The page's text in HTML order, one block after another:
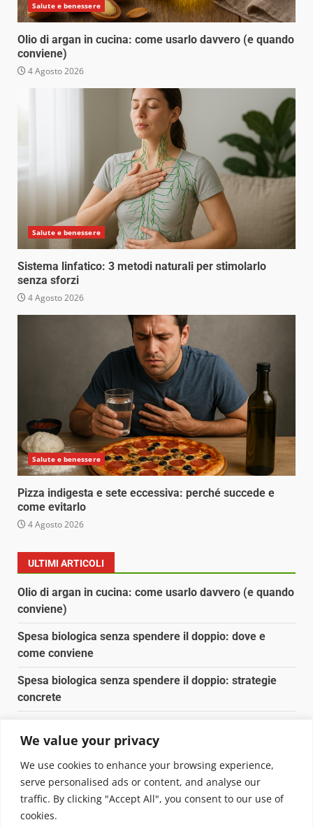
We value your privacy
We use cookies to enhance your browsing experience,
serve personalised ads or content, and analyse our
traffic. By clicking "Accept All", you consent to our use of
cookies.
Salute e benessere
Olio di argan in cucina: come usarlo davvero (e quando
conviene)
4 Agosto 2026
Salute e benessere
Sistema linfatico: 3 metodi naturali per stimolarlo
senza sforzi
4 Agosto 2026
Salute e benessere
Pizza indigesta e sete eccessiva: perché succede e
come evitarlo
4 Agosto 2026
ULTIMI ARTICOLI
Olio di argan in cucina: come usarlo davvero (e quando
conviene)
Spesa biologica senza spendere il doppio: dove e
come conviene
Spesa biologica senza spendere il doppio: strategie
concrete
Pulizia naturale della casa: 3 ingredienti che
sostituiscono 10 prodotti chimici
Copyright © 2025 Biopianeta.it proprietà di Jws Media